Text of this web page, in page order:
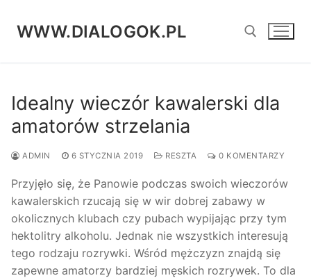
WWW.DIALOGOK.PL
Idealny wieczór kawalerski dla
amatorów strzelania
ADMIN 6 STYCZNIA 2019 RESZTA 0 KOMENTARZY
Przyjęło się, że Panowie podczas swoich wieczorów
kawalerskich rzucają się w wir dobrej zabawy w
okolicznych klubach czy pubach wypijając przy tym
hektolitry alkoholu. Jednak nie wszystkich interesują
tego rodzaju rozrywki. Wśród mężczyzn znajdą się
zapewne amatorzy bardziej męskich rozrywek. To dla